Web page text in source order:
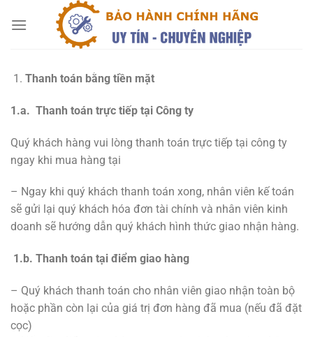
đến
Thanh toán bằng tiền mặt
1.a. Thanh toán trực tiếp tại Công ty
Quý khách hàng vui lòng thanh toán trực tiếp tại công ty
ngay khi mua hàng tại
– Ngay khi quý khách thanh toán xong, nhân viên kế toán
sẽ gửi lại quý khách hóa đơn tài chính và nhân viên kinh
doanh sẽ hướng dẫn quý khách hình thức giao nhận hàng.
1.b. Thanh toán tại điểm giao hàng
– Quý khách thanh toán cho nhân viên giao nhận toàn bộ
hoặc phần còn lại của giá trị đơn hàng đã mua (nếu đã đặt
cọc)